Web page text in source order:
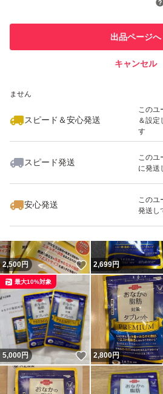
での取
ません
スピード＆安心発送
このユ
＆設定
す
スピード発送
このユ
に発送
安心発送
このユ
発送し
出品ページへ
キャンセル
2,500円 いいね！
2,699円
5,000円 いいね！
最大10%対象
2,800円